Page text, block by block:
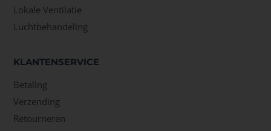
Lokale Ventilatie
Luchtbehandeling
KLANTENSERVICE
Betaling
Verzending
Retourneren